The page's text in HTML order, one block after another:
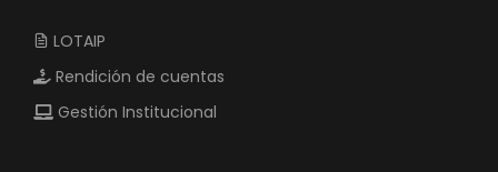
LOTAIP
Rendición de cuentas
Gestión Institucional